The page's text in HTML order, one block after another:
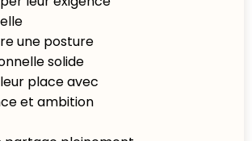
une posture
solide
place avec
et ambition